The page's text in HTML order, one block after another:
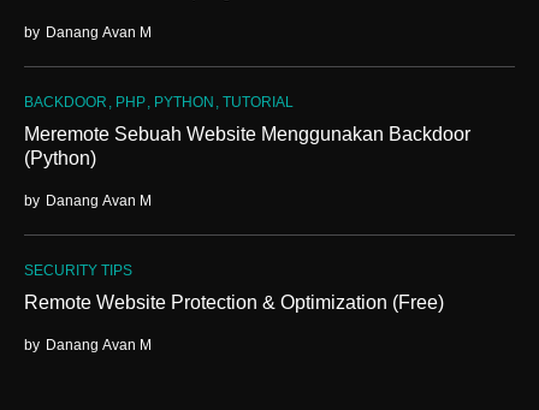
by Danang Avan M
BACKDOOR PHP PYTHON TUTORIAL
Meremote Sebuah Website Menggunakan Backdoor
(Python)
by Danang Avan M
SECURITY TIPS
Remote Website Protection & Optimization (Free)
by Danang Avan M